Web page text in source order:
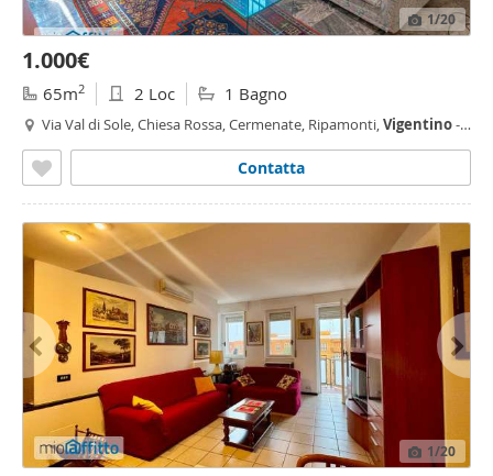
1/20
1.000€
65m2 2 Loc 1 Bagno
Via Val di Sole, Chiesa Rossa, Cermenate, Ripamonti,Vigentino-
Contatta
1/20